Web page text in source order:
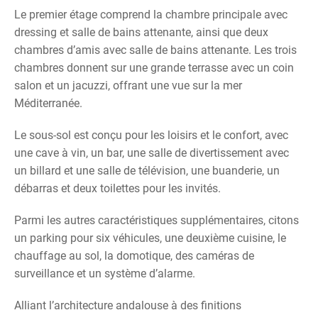
Le premier étage comprend la chambre principale avec
dressing et salle de bains attenante, ainsi que deux
chambres d’amis avec salle de bains attenante. Les trois
chambres donnent sur une grande terrasse avec un coin
salon et un jacuzzi, offrant une vue sur la mer
Méditerranée.
Le sous-sol est conçu pour les loisirs et le confort, avec
une cave à vin, un bar, une salle de divertissement avec
un billard et une salle de télévision, une buanderie, un
débarras et deux toilettes pour les invités.
Parmi les autres caractéristiques supplémentaires, citons
un parking pour six véhicules, une deuxième cuisine, le
chauffage au sol, la domotique, des caméras de
surveillance et un système d’alarme.
Alliant l’architecture andalouse à des finitions